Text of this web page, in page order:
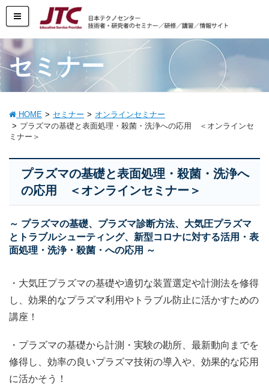
セミナー
HOME セミナー
オンラインセミナー
プラズマの基礎と表面処理・殺菌・洗浄への応用 ＜オンラインセ
ミナー＞
プラズマの基礎と表面処理・殺菌・洗浄へ
の応用 ＜オンラインセミナー＞
～ プラズマの基礎、プラズマ診断方法、大気圧プラズマ
とトラブルシューティング、新型コロナに対する活用・表
面処理・洗浄・殺菌・への応用 ～
・大気圧プラズマの基礎や適切な装置選定や計測法を修得
し、効果的なプラズマ利用やトラブル防止に活かすための
講座！
・プラズマの基礎から計測・実験の勘所、最新動向までを
修得し、効率の良いプラズマ技術の導入や、効果的な応用
に活かそう！